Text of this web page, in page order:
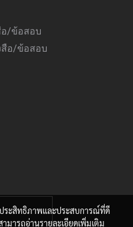
อ/ข้อสอบ
สือ/ข้อสอบ
ประสิทธิภาพและประสบการณ์ที่ดี
มารถอ่านรายละเอียดเพิ่มเติม